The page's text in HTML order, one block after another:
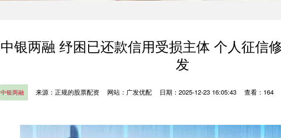
中银两融 纾困已还款信用受损主体 个人征信
发
中银两融 来源：正规的股票配资 网站：广发优配 日期：2025-12-23 16:05:43 查看：164